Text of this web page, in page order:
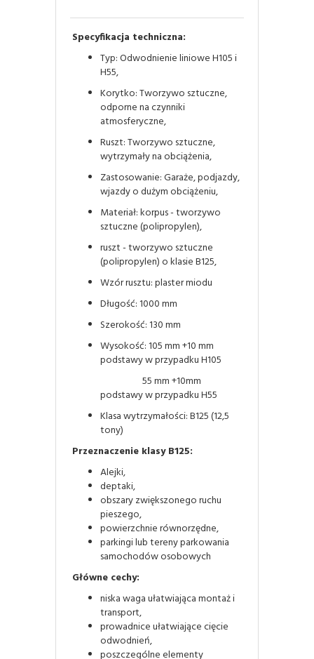
Specyfikacja techniczna:
Typ: Odwodnienie liniowe H105 i
H55,
Korytko: Tworzywo sztuczne,
odporne na czynniki
atmosferyczne,
Ruszt: Tworzywo sztuczne,
wytrzymały na obciążenia,
Zastosowanie: Garaże, podjazdy,
wjazdy o dużym obciążeniu,
Materiał: korpus - tworzywo
sztuczne (polipropylen),
ruszt - tworzywo sztuczne
(polipropylen) o klasie B125,
Wzór rusztu: plaster miodu
Długość: 1000 mm
Szerokość: 130 mm
Wysokość: 105 mm +10 mm
podstawy w przypadku H105
55 mm +10mm
podstawy w przypadku H55
Klasa wytrzymałości: B125 (12,5
tony)
Przeznaczenie klasy B125:
Alejki,
deptaki,
obszary zwiększonego ruchu
pieszego,
powierzchnie równorzędne,
parkingi lub tereny parkowania
samochodów osobowych
Główne cechy:
niska waga ułatwiająca montaż i
transport,
prowadnice ułatwiające cięcie
odwodnień,
poszczególne elementy